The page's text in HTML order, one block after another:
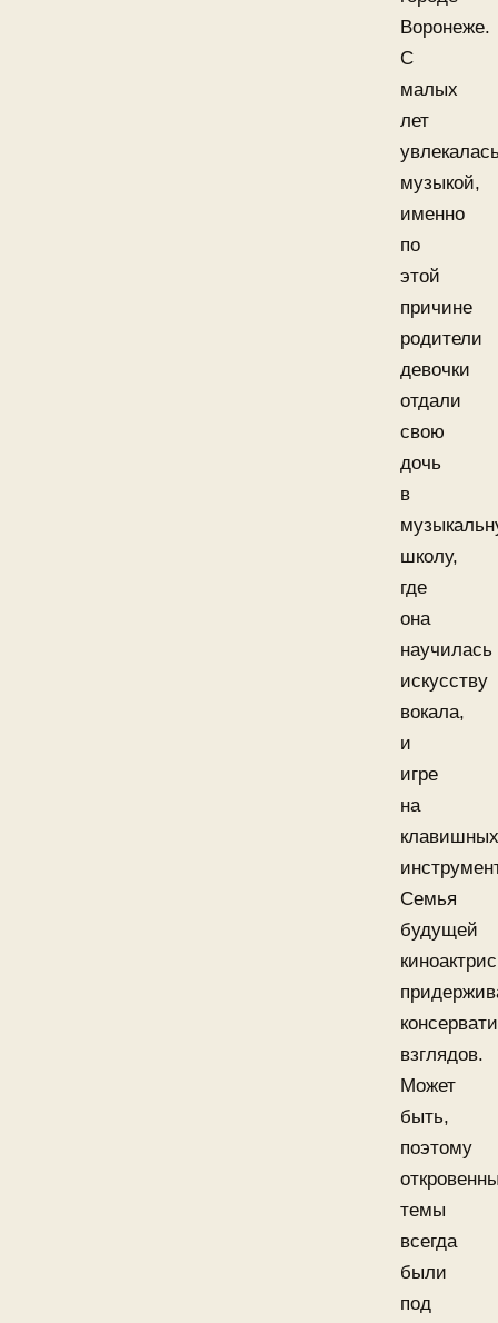
Воронеже.
С
малых
лет
музыкой,
именно
по
этой
причине
родители
девочки
отдали
свою
дочь
в
школу,
где
она
научилась
искусству
вокала,
и
игре
на
клавишных
Семья
будущей
взглядов.
Может
быть,
поэтому
темы
всегда
были
под